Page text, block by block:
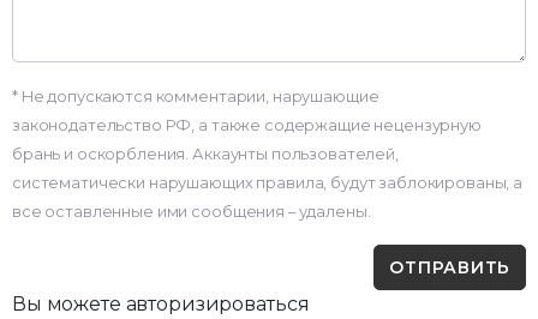
* Не допускаются комментарии, нарушающие
законодательство РФ, а также содержащие нецензурную
брань и оскорбления. Аккаунты пользователей,
систематически нарушающих правила, будут заблокированы, а
все оставленные ими сообщения – удалены.
Вы можете авторизироваться